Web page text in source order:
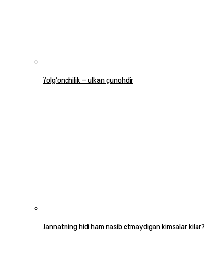
Yolg‘onchilik — ulkan gunohdir
Jannatning hidi ham nasib etmaydigan kimsalar kilar?